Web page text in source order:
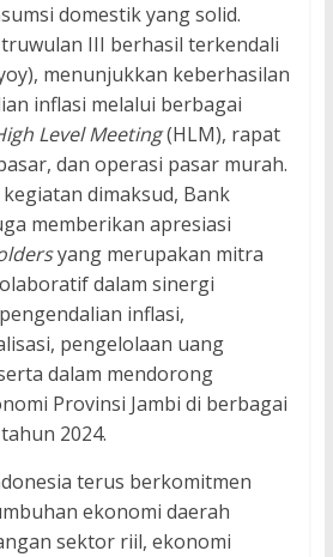
domestik yang solid.
truwulan III berhasil terkendali
menunjukkan keberhasilan
inflasi melalui berbagai
Level Meeting(HLM), rapat
dan operasi pasar murah.
dimaksud, Bank
memberikan apresiasi
yang merupakan mitra
dalam sinergi
inflasi,
pengelolaan uang
dalam mendorong
Provinsi Jambi di berbagai
2024.
terus berkomitmen
ekonomi daerah
sektor riil, ekonomi